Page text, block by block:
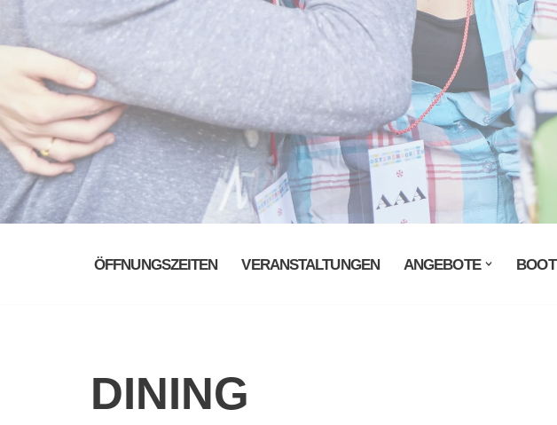
ÖFFNUNGSZEITEN VERANSTALTUNGEN ANGEBOTE
DINING